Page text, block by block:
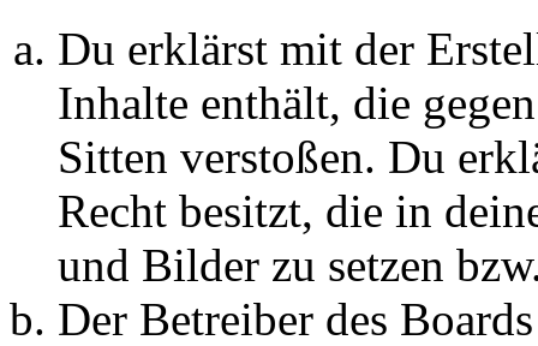
Du erklärst mit der
Inhalte enthält, die
Sitten verstoßen. Du
Recht besitzt, die in
und Bilder zu setzen
Der Betreiber des